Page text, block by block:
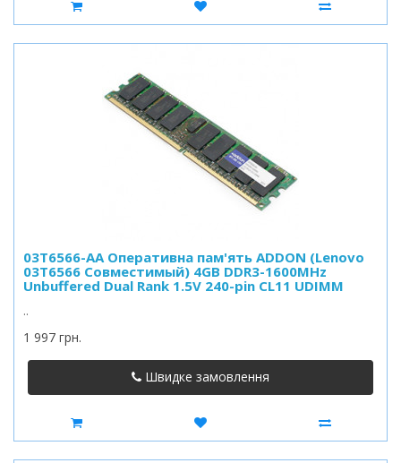
03T6566-AA Оперативна пам'ять ADDON (Lenovo
03T6566 Совместимый) 4GB DDR3-1600MHz
Unbuffered Dual Rank 1.5V 240-pin CL11 UDIMM
..
1 997 грн.
Швидке замовлення